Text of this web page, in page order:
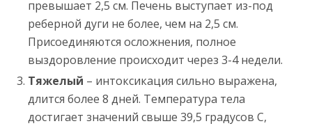
превышает 2,5 см. Печень выступает из-под
реберной дуги не более, чем на 2,5 см.
Присоединяются осложнения, полное
выздоровление происходит через 3-4 недели.
Тяжелый – интоксикация сильно выражена,
длится более 8 дней. Температура тела
достигает значений свыше 39,5 градусов С,